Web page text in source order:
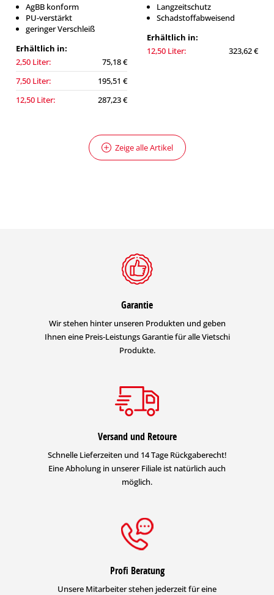
AgBB konform
PU-verstärkt
geringer Verschleiß
Erhältlich in:
2,50 Liter:
75,18 €
7,50 Liter:
195,51 €
12,50 Liter:
287,23 €
Langzeitschutz
Schadstoffabweisend
Erhältlich in:
12,50 Liter:
323,62 €
Zeige alle Artikel
Garantie
Wir stehen hinter unseren Produkten und geben
Ihnen eine Preis-Leistungs Garantie für alle Vietschi
Produkte.
Versand und Retoure
Schnelle Lieferzeiten und 14 Tage Rückgaberecht!
Eine Abholung in unserer Filiale ist natürlich auch
möglich.
Profi Beratung
Unsere Mitarbeiter stehen jederzeit für eine